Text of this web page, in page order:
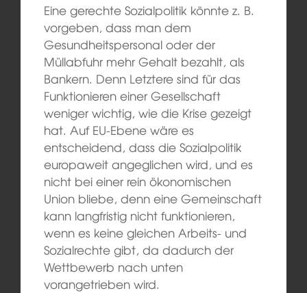
Eine gerechte Sozialpolitik könnte z. B.
vorgeben, dass man dem
Gesundheitspersonal oder der
Müllabfuhr mehr Gehalt bezahlt, als
Bankern. Denn Letztere sind für das
Funktionieren einer Gesellschaft
weniger wichtig, wie die Krise gezeigt
hat. Auf EU-Ebene wäre es
entscheidend, dass die Sozialpolitik
europaweit angeglichen wird, und es
nicht bei einer rein ökonomischen
Union bliebe, denn eine Gemeinschaft
kann langfristig nicht funktionieren,
wenn es keine gleichen Arbeits- und
Sozialrechte gibt, da dadurch der
Wettbewerb nach unten
vorangetrieben wird.